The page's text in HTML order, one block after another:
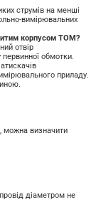
струмів на менші
вимірювальних
корпусом ТОМ?
отвір
обмотки.
приладу.
можна визначити
діаметром не